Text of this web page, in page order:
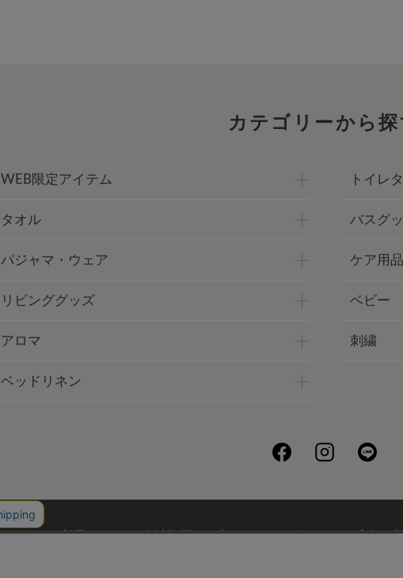
カテゴリーから探
WEB限定アイテム
タオル
パジャマ・ウェア
リビンググッズ
アロマ
ベッドリネン
トイレ
バスグ
ケア用品
ベビー
刺繍
ご利用ガイド 会社概要 プライバシーポリシー 店舗一